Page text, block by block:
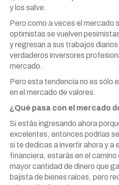
y los salve.
Pero como a veces el mercado
optimistas se vuelven
y regresan a sus trabajos
verdaderos inversores
mercado.
Pero esta tendencia no es sólo
en el mercado de valores.
¿Qué pasa con el mercado
Si estás ingresando ahora
excelentes, entonces podrías
si te dedicas a invertir ahora y a
financiera, estarás en el
mayor cantidad de dinero que
bajista de bienes raíces, pero